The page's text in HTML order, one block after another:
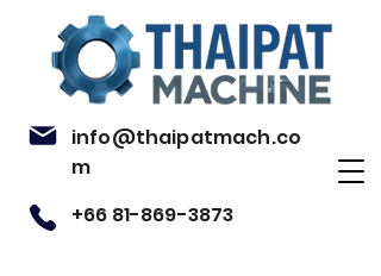
info@thaipatmach.co
m
+66 81-869-3873